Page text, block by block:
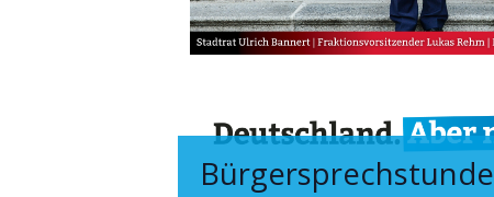
Bürgersprechstunde